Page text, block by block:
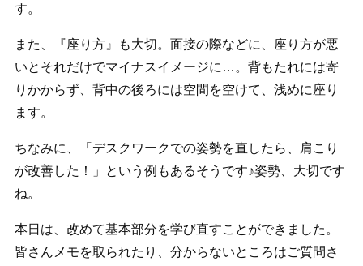
す。
また、『座り方』も大切。面接の際などに、座り方が悪
いとそれだけでマイナスイメージに…。背もたれには寄
りかからず、背中の後ろには空間を空けて、浅めに座り
ます。
ちなみに、「デスクワークでの姿勢を直したら、肩こり
が改善した！」という例もあるそうです♪姿勢、大切です
ね。
本日は、改めて基本部分を学び直すことができました。
皆さんメモを取られたり、分からないところはご質問さ